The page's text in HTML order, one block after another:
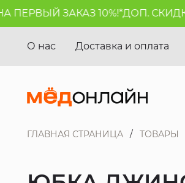
ЗАКАЗ 10%!*ДОП. СКИДКА
О нас Доставка и оплата
ГЛАВНАЯ СТРАНИЦА ТОВАРЫ